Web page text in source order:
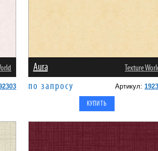
Aura Texture
по запросу Артикул: